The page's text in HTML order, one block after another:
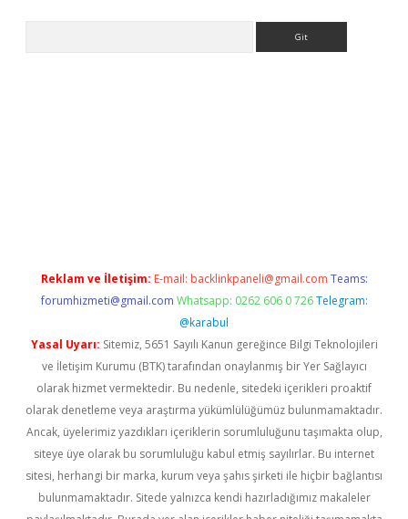
Reklam ve İletişim: E-mail: backlinkpaneli@gmail.com Teams:
forumhizmeti@gmail.com Whatsapp: 0262 606 0 726 Telegram:
@karabul
Yasal Uyarı: Sitemiz, 5651 Sayılı Kanun gereğince Bilgi Teknolojileri
ve İletişim Kurumu (BTK) tarafından onaylanmış bir Yer Sağlayıcı
olarak hizmet vermektedir. Bu nedenle, sitedeki içerikleri proaktif
olarak denetleme veya araştırma yükümlülüğümüz bulunmamaktadır.
Ancak, üyelerimiz yazdıkları içeriklerin sorumluluğunu taşımakta olup,
siteye üye olarak bu sorumluluğu kabul etmiş sayılırlar. Bu internet
sitesi, herhangi bir marka, kurum veya şahıs şirketi ile hiçbir bağlantısı
bulunmamaktadır. Sitede yalnızca kendi hazırladığımız makaleler